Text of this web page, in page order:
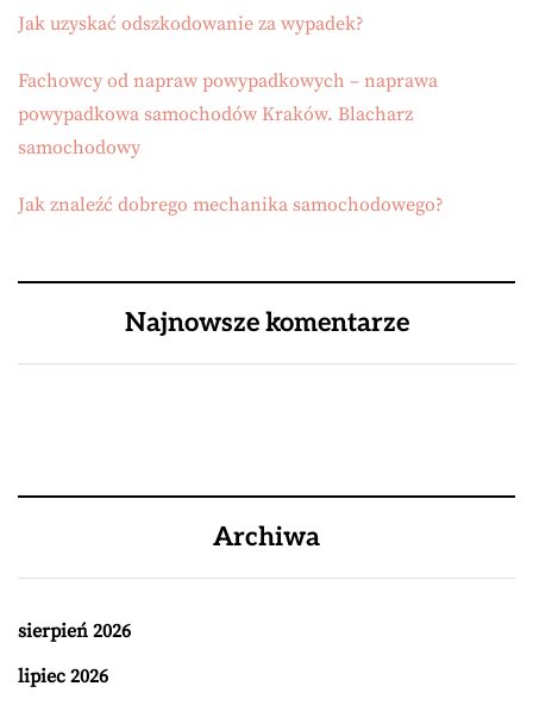
Jak uzyskać odszkodowanie za wypadek?
Fachowcy od napraw powypadkowych – naprawa
powypadkowa samochodów Kraków. Blacharz
samochodowy
Jak znaleźć dobrego mechanika samochodowego?
Najnowsze komentarze
Archiwa
sierpień 2026
lipiec 2026